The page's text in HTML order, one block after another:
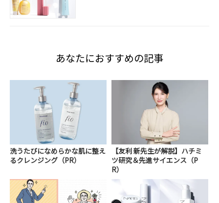
あなたにおすすめの記事
洗うたびになめらかな肌に整え
るクレンジング（PR）
【友利 新先生が解説】ハチミ
ツ研究＆先進サイエンス（P
R）